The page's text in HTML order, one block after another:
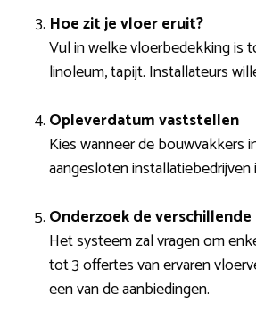
Hoe zit je vloer eruit?
Vul in welke vloerbedekking is
linoleum, tapijt. Installateurs
Opleverdatum vaststellen
Kies wanneer de bouwvakkers
aangesloten
Onderzoek de
Het systeem zal vragen om
tot 3 offertes van ervaren
een van de aanbiedingen.